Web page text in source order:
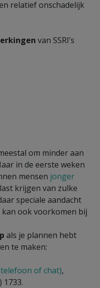
relatief onschadelijk
van SSRI’s
om minder aan
in de eerste weken
mensen jonger
krijgen van zulke
speciale aandacht
ook voorkomen bij
als je plannen hebt
te maken:
of chat),
1733.